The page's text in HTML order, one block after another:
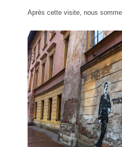
Après cette visite, nous